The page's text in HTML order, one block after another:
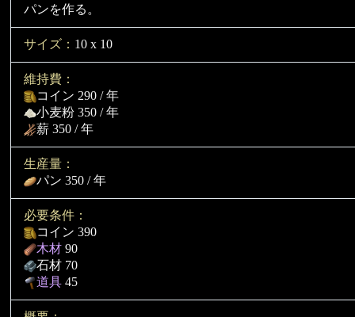
パンを作る。
サイズ： 10 x 10
維持費：
コイン 290 / 年
小麦粉 350 / 年
薪 350 / 年
生産量：
パン 350 / 年
必要条件：
コイン 390
木材 90
石材 70
道具 45